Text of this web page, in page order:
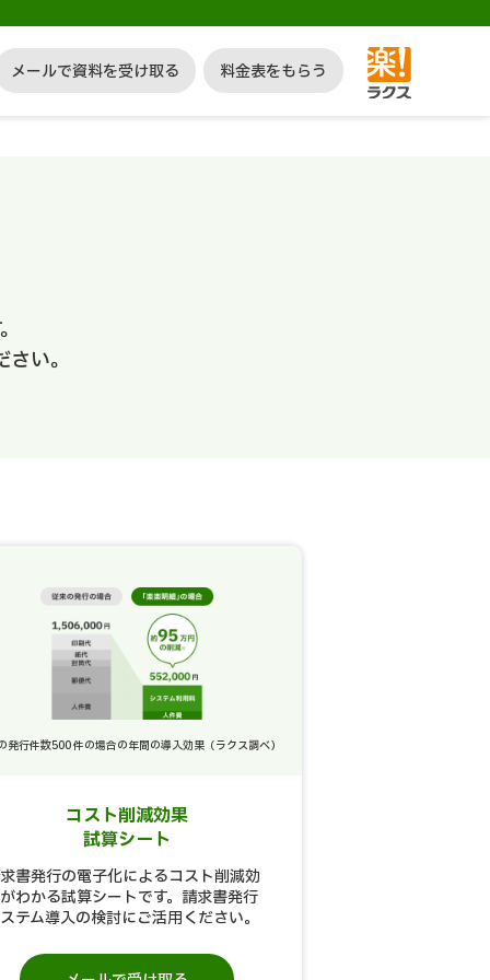
メールで資料を受け取る 料金表をもらう
い。
発行件数500 件の場合の年間の導入効果（ラクス調べ）
コスト削減効果
試算シート
書発行の電子化によるコスト削減効
わかる試算シートです。請求書発行
テム導入の検討にご活用ください。